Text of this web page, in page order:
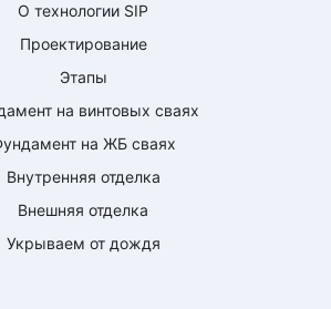
О технологии SIP
Проектирование
Этапы
на винтовых сваях
на ЖБ сваях
Внутренняя отделка
Внешняя отделка
Укрываем от дождя